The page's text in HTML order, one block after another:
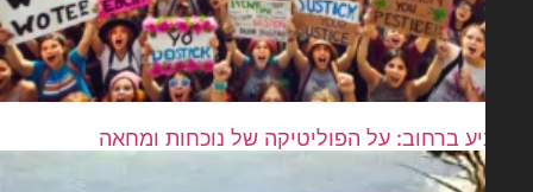
ברחוב: על הפוליטיקה של נוכחות ומחאה